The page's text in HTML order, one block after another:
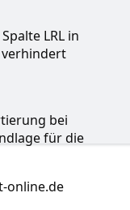
LRL in
verhindert
bei
für die
online.de